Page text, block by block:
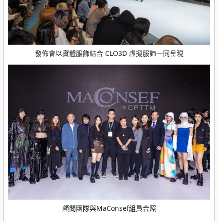
發佈會以實體服飾結合 CLO3D 虛擬服飾一同呈現
顧問團隊與MaConsef組員合照